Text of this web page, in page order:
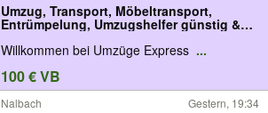
Umzug, Transport, Möbeltransport,
Entrümpelung, Umzugshelfer günstig &
schnell
Willkommen bei Umzüge Express ...
100 € VB
Nalbach Gestern, 19:34